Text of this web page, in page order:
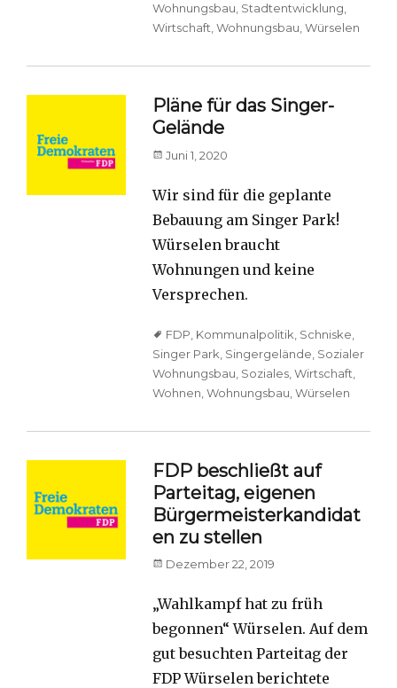
Wohnungsbau, Stadtentwicklung,
Wirtschaft,Wohnungsbau,Würselen
Pläne für das Singer-
Gelände
Posted
Juni 1, 2020
Wir sind für die geplante
Bebauung am Singer Park!
Würselen braucht
Wohnungen und keine
Versprechen.
TagsFDP Kommunalpolitik Schniske
Singer Park Singergelände Sozialer
Wohnungsbau Soziales ,Wirtschaft
Wohnen ,Wohnungsbau ,Würselen
FDP beschließt auf
Parteitag, eigenen
Bürgermeisterkandidat
en zu stellen
Posted
Dezember 22, 2019
„Wahlkampf hat zu früh
begonnen“ Würselen. Auf dem
gut besuchten Parteitag der
FDP Würselen berichtete